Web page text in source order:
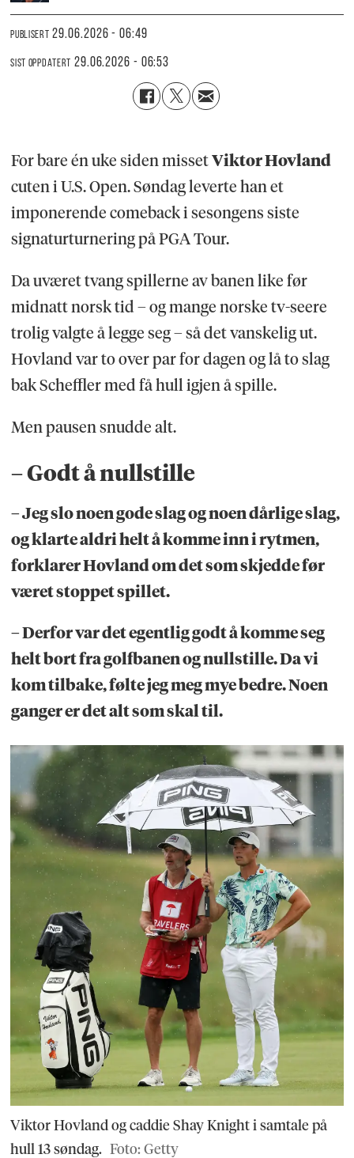
PUBLISERT 29.06.2026 - 06:49
SIST OPPDATERT 29.06.2026 - 06:53
For bare én uke siden missetViktor Hovland
cuten i U.S. Open. Søndag leverte han et
imponerende comeback i sesongens siste
signaturturnering på PGA Tour.
Da uværet tvang spillerne av banen like før
midnatt norsk tid – og mange norske tv-seere
trolig valgte å legge seg – så det vanskelig ut.
Hovland var to over par for dagen og lå to slag
bak Scheffler med få hull igjen å spille.
Men pausen snudde alt.
– Godt å nullstille
– Jeg slo noen gode slag og noen dårlige slag,
og klarte aldri helt å komme inn i rytmen,
forklarer Hovland om det som skjedde før
været stoppet spillet.
– Derfor var det egentlig godt å komme seg
helt bort fra golfbanen og nullstille. Da vi
kom tilbake, følte jeg meg mye bedre. Noen
ganger er det alt som skal til.
Viktor Hovland og caddie Shay Knight i samtale på
hull 13 søndag. Foto: Getty